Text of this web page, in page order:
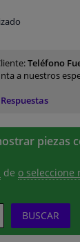
Teléfono
a nuestros
piezas
de o seleccione
BUSCAR